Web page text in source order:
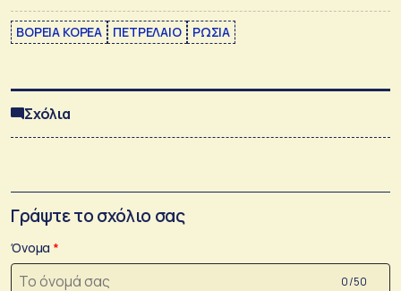
ΒΟΡΕΙΑ ΚΟΡΕΑ ΠΕΤΡΕΛΑΙΟ ΡΩΣΙΑ
Σχόλια
Γράψτε το σχόλιο σας
Όνομα
0 /50